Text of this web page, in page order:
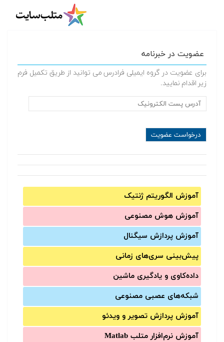
عضویت در خبرنامه
برای عضویت در گروه ایمیلی فرادرس می توانید از طریق تکمیل فرم
زیر اقدام نمایید.
آموزش الگوریتم ژنتیک
آموزش‌ هوش مصنوعی
آموزش‌ پردازش سیگنال
پیش‌‌بینی سری‌‌های زمانی
داده‌کاوی و یادگیری ماشین
شبکه‌های عصبی مصنوعی
آموزش‌ پردازش تصویر و ویدئو
آموزش‌ نرم‌افزار متلب Matlab